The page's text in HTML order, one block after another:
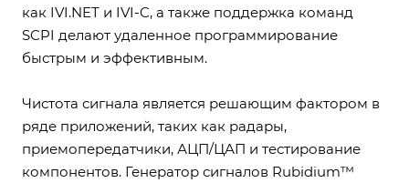
как IVI.NET и IVI-C, а также поддержка команд
SCPI делают удаленное программирование
быстрым и эффективным.
Чистота сигнала является решающим фактором в
ряде приложений, таких как радары,
приемопередатчики, АЦП/ЦАП и тестирование
компонентов. Генератор сигналов Rubidium™